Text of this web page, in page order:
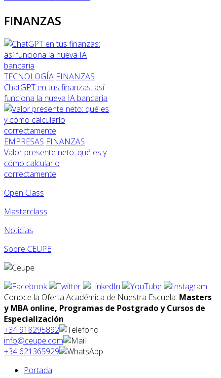
FINANZAS
TECNOLOGÍA FINANZAS
ChatGPT en tus finanzas: así
funciona la nueva IA bancaria
EMPRESAS FINANZAS
Valor presente neto: qué es y
cómo calcularlo
correctamente
Open Class
Masterclass
Noticias
Sobre CEUPE
Conoce la Oferta Académica de Nuestra Escuela: Masters
y MBA online, Programas de Postgrado y Cursos de
Especialización
+34 918295892
info@ceupe.com
+34 621365929
Portada